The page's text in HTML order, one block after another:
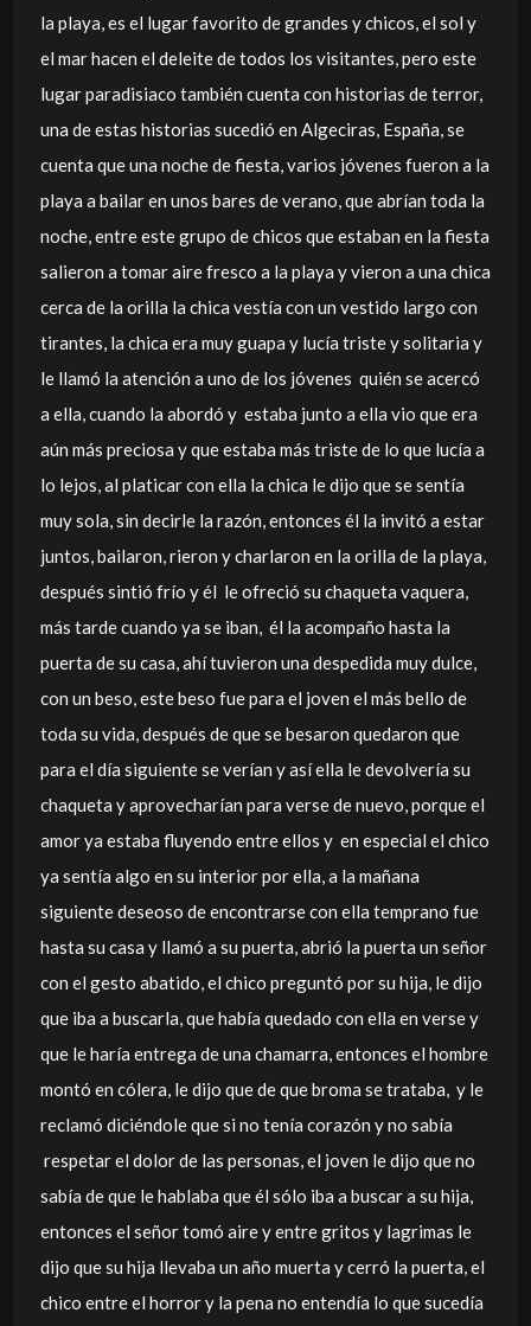
la playa, es el lugar favorito de grandes y chicos, el sol y
el mar hacen el deleite de todos los visitantes, pero este
lugar paradisiaco también cuenta con historias de terror,
una de estas historias sucedió en Algeciras, España, se
cuenta que una noche de fiesta, varios jóvenes fueron a la
playa a bailar en unos bares de verano, que abrían toda la
noche, entre este grupo de chicos que estaban en la fiesta
salieron a tomar aire fresco a la playa y vieron a una chica
cerca de la orilla la chica vestía con un vestido largo con
tirantes, la chica era muy guapa y lucía triste y solitaria y
le llamó la atención a uno de los jóvenes quién se acercó
a ella, cuando la abordó y estaba junto a ella vio que era
aún más preciosa y que estaba más triste de lo que lucía a
lo lejos, al platicar con ella la chica le dijo que se sentía
muy sola, sin decirle la razón, entonces él la invitó a estar
juntos, bailaron, rieron y charlaron en la orilla de la playa,
después sintió frío y él le ofreció su chaqueta vaquera,
más tarde cuando ya se iban, él la acompaño hasta la
puerta de su casa, ahí tuvieron una despedida muy dulce,
con un beso, este beso fue para el joven el más bello de
toda su vida, después de que se besaron quedaron que
para el día siguiente se verían y así ella le devolvería su
chaqueta y aprovecharían para verse de nuevo, porque el
amor ya estaba fluyendo entre ellos y en especial el chico
ya sentía algo en su interior por ella, a la mañana
siguiente deseoso de encontrarse con ella temprano fue
hasta su casa y llamó a su puerta, abrió la puerta un señor
con el gesto abatido, el chico preguntó por su hija, le dijo
que iba a buscarla, que había quedado con ella en verse y
que le haría entrega de una chamarra, entonces el hombre
montó en cólera, le dijo que de que broma se trataba, y le
reclamó diciéndole que si no tenía corazón y no sabía
respetar el dolor de las personas, el joven le dijo que no
sabía de que le hablaba que él sólo iba a buscar a su hija,
entonces el señor tomó aire y entre gritos y lagrimas le
dijo que su hija llevaba un año muerta y cerró la puerta, el
chico entre el horror y la pena no entendía lo que sucedía